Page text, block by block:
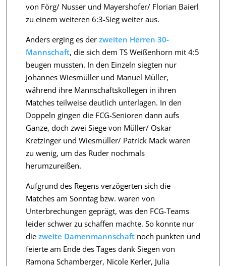
von Förg/ Nusser und Mayershofer/ Florian Baierl
zu einem weiteren 6:3-Sieg weiter aus.
Anders erging es der zweiten Herren 30-
Mannschaft, die sich dem TS Weißenhorn mit 4:5
beugen mussten. In den Einzeln siegten nur
Johannes Wiesmüller und Manuel Müller,
während ihre Mannschaftskollegen in ihren
Matches teilweise deutlich unterlagen. In den
Doppeln gingen die FCG-Senioren dann aufs
Ganze, doch zwei Siege von Müller/ Oskar
Kretzinger und Wiesmüller/ Patrick Mack waren
zu wenig, um das Ruder nochmals
herumzureißen.
Aufgrund des Regens verzögerten sich die
Matches am Sonntag bzw. waren von
Unterbrechungen geprägt, was den FCG-Teams
leider schwer zu schaffen machte. So konnte nur
die zweite Damenmannschaftnoch punkten und
feierte am Ende des Tages dank Siegen von
Ramona Schamberger, Nicole Kerler, Julia